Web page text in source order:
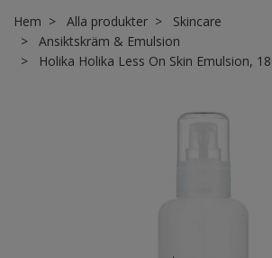
Hem Alla produkter
Skincare
Ansiktskräm & Emulsion
Holika Holika Less On Skin Emulsion,